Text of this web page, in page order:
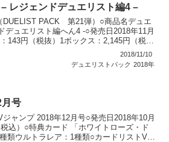
レジェンドデュエリスト編4 –
DUELIST PACK 第21弾）○商品名デュエ
デュエリスト編へん4 -○発売日2018年11月
143円（税抜）1ボックス：2,145円（税
2018/11/10
デュエリストパック 2018年
号
ャンプ 2018年12月号○発売日2018年10月
込）○特典カード 「ホワイトローズ・ド
類ウルトラレア：1種類○カードリストVジ